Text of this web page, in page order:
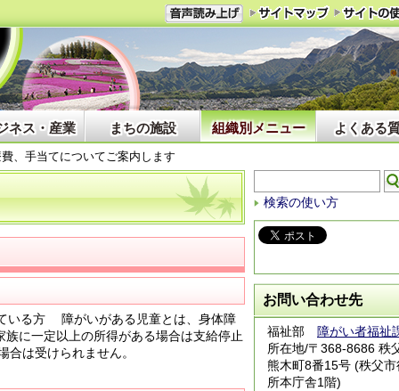
ネス・産業 まちの施設 組織別メニュー よくある
、手当てについてご案内します
いる方 障がいがある児童とは、身体障
に一定以上の所得がある場合は支給停止
は受けられません。
検索の使い方
お問い合わせ先
福祉部 障がい者福祉
所在地/〒368-8686 秩
熊木町8番15号 (秩父市
所本庁舎1階)